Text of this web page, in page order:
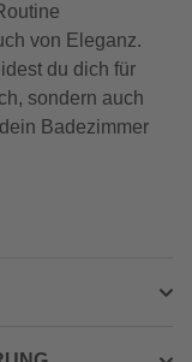
von Eleganz.
du dich für
sondern auch
Badezimmer